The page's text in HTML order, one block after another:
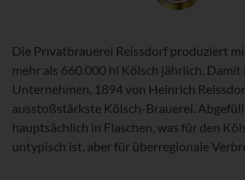
Die Privatbrauerei Reissdorf produziert
mehr als 660.000 hl Kölsch jährlich. Damit
Unternehmen, 1894 von Heinrich
ausstoßstärkste Kölsch-Brauerei.
hauptsächlich in Flaschen, was für den
untypisch ist, aber für überregionale